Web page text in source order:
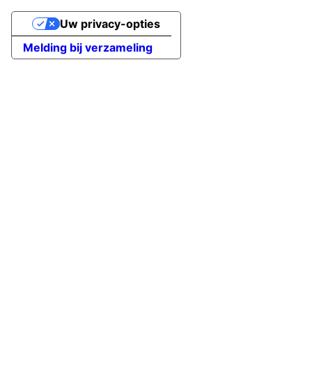
Melding bij verzameling
Uw privacy-opties